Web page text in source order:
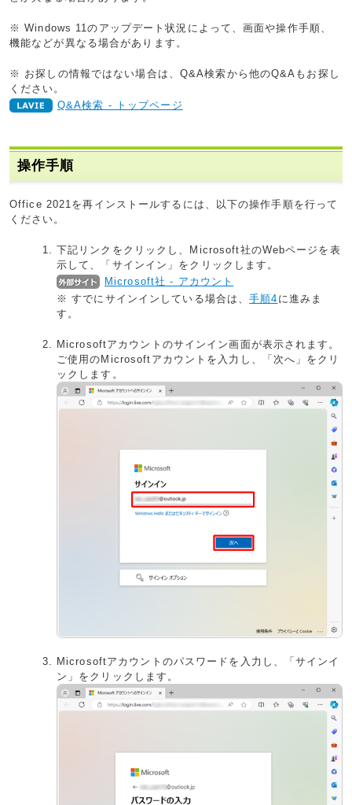
※ Windows 11のアップデート状況によって、画面や操作手順、
機能などが異なる場合があります。
※ お探しの情報ではない場合は、Q&A検索から他のQ&Aもお探し
ください。
Q&A検索 - トップページ
操作手順
Office 2021を再インストールするには、以下の操作手順を行って
ください。
下記リンクをクリックし、Microsoft社のWebページを表
示して、「サインイン」をクリックします。
Microsoft社 - アカウント
※ すでにサインインしている場合は、手順4 に進みま
す。
Microsoftアカウントのサインイン画面が表示されます。
ご使用のMicrosoftアカウントを入力し、「次へ」をクリ
ックします。
Microsoftアカウントのパスワードを入力し、「サインイ
ン」をクリックします。